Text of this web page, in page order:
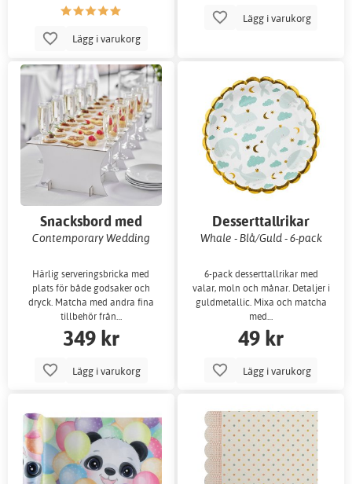
Lägg i varukorg
Lägg i varukorg
Snacksbord med
drinkhållare
Contemporary Wedding
Härlig serveringsbricka med
plats för både godsaker och
dryck. Matcha med andra fina
tillbehör från…
349 kr
Lägg i varukorg
Desserttallrikar
Whale - Blå/Guld - 6-pack
6-pack desserttallrikar med
valar, moln och månar. Detaljer i
guldmetallic. Mixa och matcha
med…
49 kr
Lägg i varukorg